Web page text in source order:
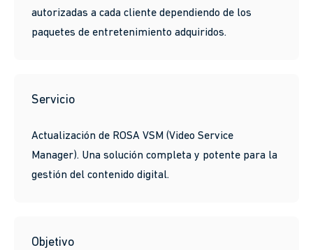
autorizadas a cada cliente dependiendo de los
paquetes de entretenimiento adquiridos.
Servicio
Actualización de ROSA VSM (Video Service
Manager). Una solución completa y potente para la
gestión del contenido digital.
Objetivo